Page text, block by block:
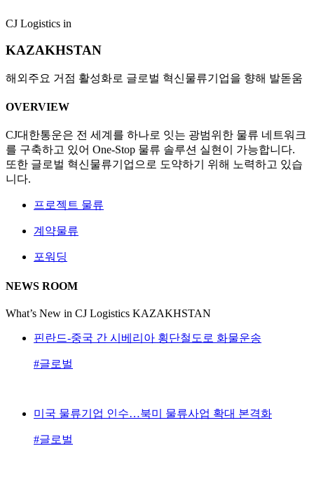
CJ Logistics in
KAZAKHSTAN
해외주요 거점 활성화로 글로벌 혁신물류기업을 향해 발돋움
OVERVIEW
CJ대한통운은 전 세계를 하나로 잇는 광범위한 물류 네트워크
를 구축하고 있어 One-Stop 물류 솔루션 실현이 가능합니다.
또한 글로벌 혁신물류기업으로 도약하기 위해 노력하고 있습
니다.
프로젝트 물류
계약물류
포워딩
NEWS ROOM
What’s New in CJ Logistics KAZAKHSTAN
핀란드-중국 간 시베리아 횡단철도로 화물운송
#글로벌
미국 물류기업 인수…북미 물류사업 확대 본격화
#글로벌